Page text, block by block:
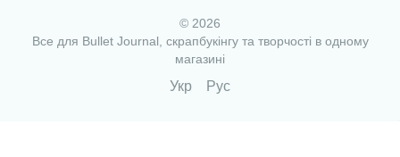
© 2026
Все для Bullet Journal, скрапбукінгу та творчості в одному
магазині
Укр Рус